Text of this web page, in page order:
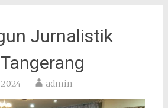
Jurnalistik
admin